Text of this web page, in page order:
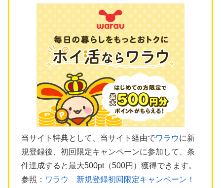
当サイト特典として、当サイト経由でワラウに新
規登録後、初回限定キャンペーンに参加して、条
件達成すると最大500pt（500円）獲得できます。
参照： ワラウ 新規登録初回限定キャンペーン！